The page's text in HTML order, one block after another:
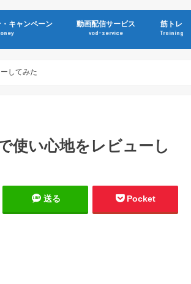
キャンペーン 動画配信サービス
vod-service
筋トレ
Training
してみた
使い心地をレビューし
送る Pocket